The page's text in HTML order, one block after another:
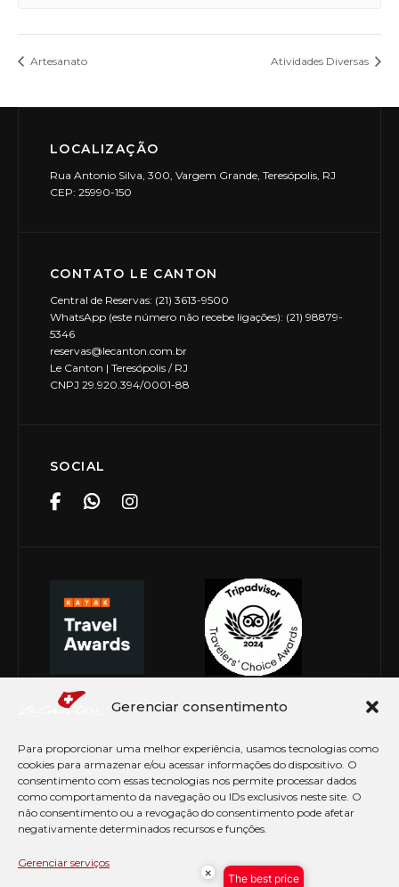
Gerenciar consentimento
Para proporcionar uma melhor experiência, usamos tecnologias como
cookies para armazenar e/ou acessar informações do dispositivo. O
consentimento com essas tecnologias nos permite processar dados
como comportamento da navegação ou IDs exclusivos neste site. O
não consentimento ou a revogação do consentimento pode afetar
negativamente determinados recursos e funções.
Gerenciar serviços
Artesanato Atividades Diversas
LOCALIZAÇÃO
Rua Antonio Silva, 300, Vargem Grande, Teresópolis, RJ
CEP: 25990-150
CONTATO LE CANTON
Central de Reservas: (21) 3613-9500
WhatsApp (este número não recebe ligações): (21) 98879-
5346
reservas@lecanton.com.br
Le Canton | Teresópolis / RJ
CNPJ 29.920.394/0001-88
SOCIAL
© Copyright 2026 Le Canton. Todos os direitos
× The best price